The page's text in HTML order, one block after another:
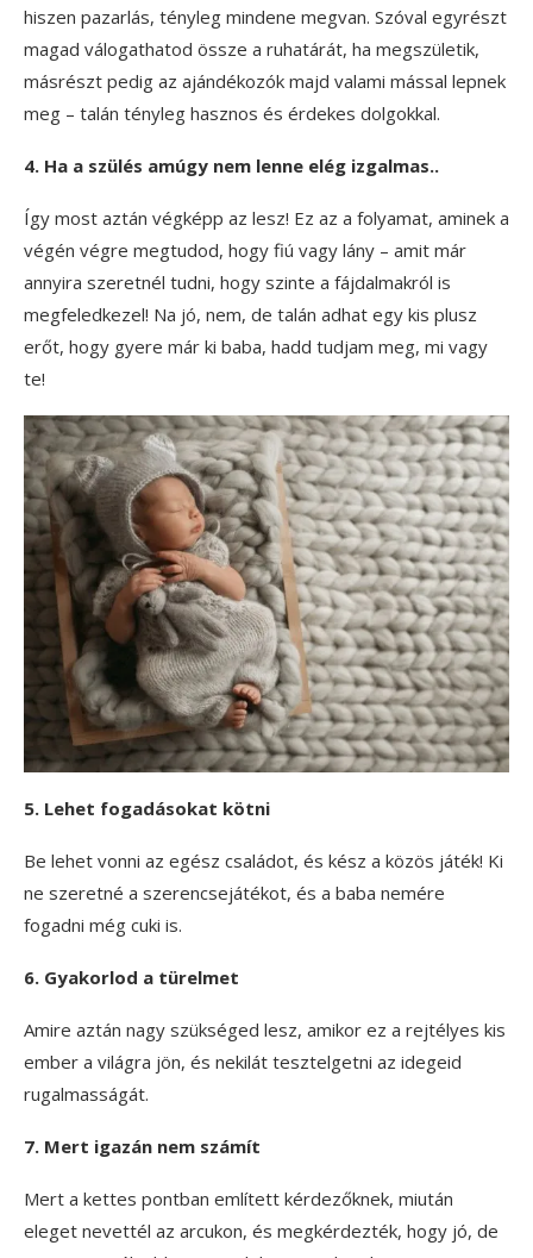
hiszen pazarlás, tényleg mindene megvan. Szóval egyrészt
magad válogathatod össze a ruhatárát, ha megszületik,
másrészt pedig az ajándékozók majd valami mással lepnek
meg – talán tényleg hasznos és érdekes dolgokkal.
4. Ha a szülés amúgy nem lenne elég izgalmas..
Így most aztán végképp az lesz! Ez az a folyamat, aminek a
végén végre megtudod, hogy fiú vagy lány – amit már
annyira szeretnél tudni, hogy szinte a fájdalmakról is
megfeledkezel! Na jó, nem, de talán adhat egy kis plusz
erőt, hogy gyere már ki baba, hadd tudjam meg, mi vagy
te!
5. Lehet fogadásokat kötni
Be lehet vonni az egész családot, és kész a közös játék! Ki
ne szeretné a szerencsejátékot, és a baba nemére
fogadni még cuki is.
6. Gyakorlod a türelmet
Amire aztán nagy szükséged lesz, amikor ez a rejtélyes kis
ember a világra jön, és nekilát tesztelgetni az idegeid
rugalmasságát.
7. Mert igazán nem számít
Mert a kettes pontban említett kérdezőknek, miután
eleget nevettél az arcukon, és megkérdezték, hogy jó, de